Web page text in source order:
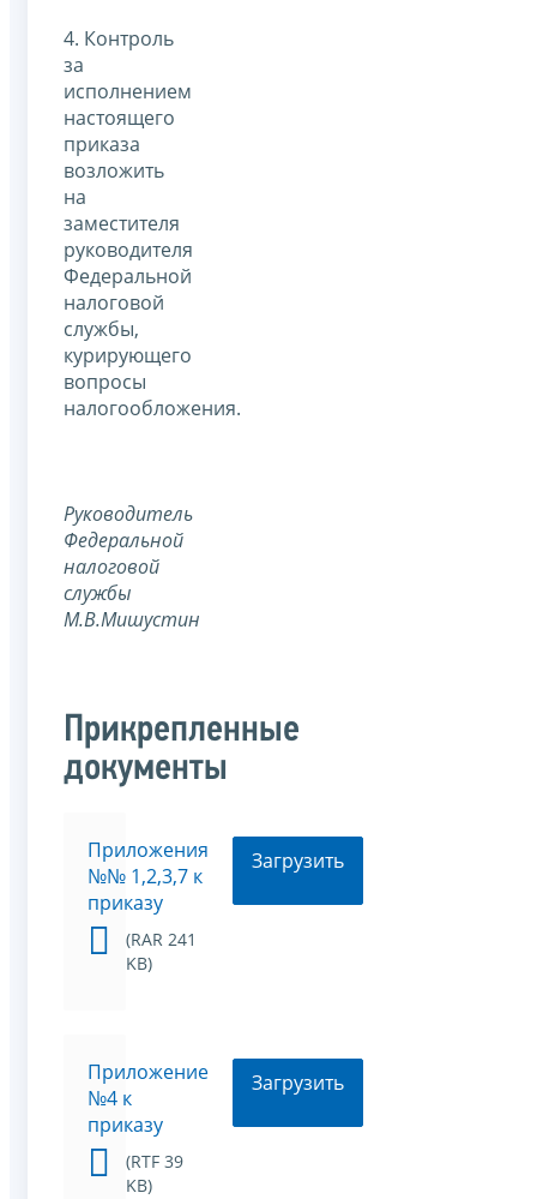
4. Контроль
за
исполнением
настоящего
приказа
возложить
на
заместителя
руководителя
Федеральной
налоговой
службы,
курирующего
вопросы
налогообложения.
Руководитель
Федеральной
налоговой
службы
М.В.Мишустин
Прикрепленные
документы
Приложения
№№ 1,2,3,7 к
приказу
(RAR 241
KB)
Загрузить
Приложение
№4 к
приказу
(RTF 39
KB)
Загрузить